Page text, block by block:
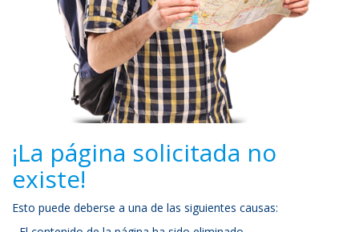
¡La página solicitada no
existe!
Esto puede deberse a una de las siguientes causas: